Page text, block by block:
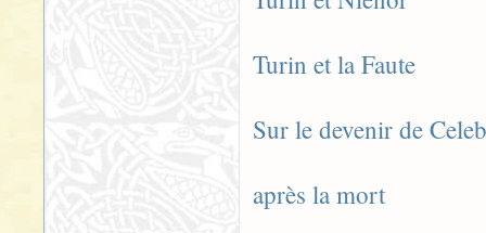
Turin et la Faute
Sur le devenir de
après la mort